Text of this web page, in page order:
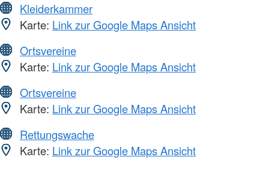
Kleiderkammer
Karte: Link zur Google Maps Ansicht
Ortsvereine
Karte: Link zur Google Maps Ansicht
Ortsvereine
Karte: Link zur Google Maps Ansicht
Rettungswache
Karte: Link zur Google Maps Ansicht